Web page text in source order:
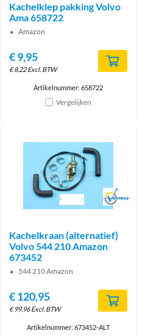
Kachelklep pakking Volvo
Ama 658722
Amazon
€9,95
€8,22 Excl. BTW
Artikelnummer: 658722
Vergelijken
Brand
Kachelkraan (alternatief)
Volvo 544 210 Amazon
673452
544 210 Amazon
€120,95
€99,96 Excl. BTW
Artikelnummer: 673452-ALT